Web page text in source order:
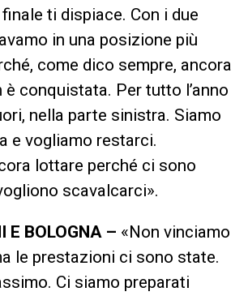
ti dispiace. Con i due
in una posizione più
come dico sempre, ancora
è conquistata. Per tutto l’anno
nella parte sinistra. Siamo
e vogliamo restarci.
lottare perché ci sono
scavalcarci».
E BOLOGNA – «Non vinciamo
le prestazioni ci sono state.
Ci siamo preparati